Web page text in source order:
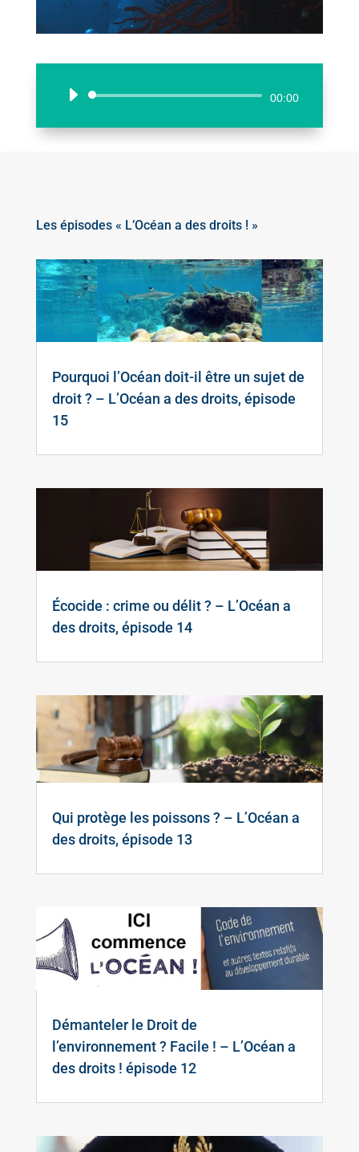
Lecteur
00:00
Les épisodes « L’Océan a des droits ! »
Pourquoi l’Océan doit-il être un sujet de
droit ? – L’Océan a des droits, épisode
15
Écocide : crime ou délit ? – L’Océan a
des droits, épisode 14
Qui protège les poissons ? – L’Océan a
des droits, épisode 13
Démanteler le Droit de
l’environnement ? Facile ! – L’Océan a
des droits ! épisode 12